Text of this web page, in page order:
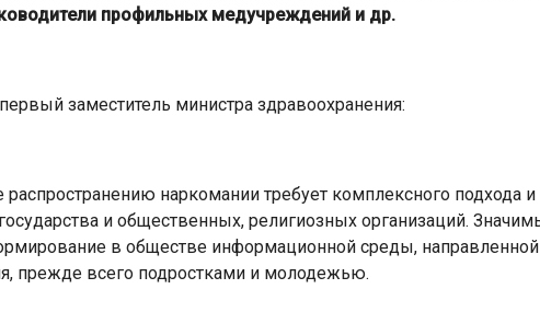
профильных медучреждений и др.
заместитель министра здравоохранения:
распространению наркомании требует комплексного подхода и
и общественных, религиозных организаций.
в обществе информационной среды, направленной
прежде всего подростками и молодежью.